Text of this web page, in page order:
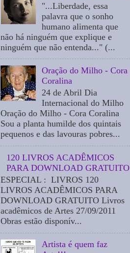
"...Liberdade, essa
palavra que o sonho
humano alimenta que
não há ninguém que explique e
ninguém que não entenda..." (...
Oração do Milho - Cora
Coralina
24 de Abril Dia
Internacional do Milho
Oração do Milho - Cora Coralina
Sou a planta humilde dos quintais
pequenos e das lavouras pobres...
120 LIVROS ACADÊMICOS
PARA DOWNLOAD GRATUITO
ESPECIAL : LIVROS 120
LIVROS ACADÊMICOS PARA
DOWNLOAD GRATUITO Livros
acadêmicos de Artes 27/09/2011
Obras estão disponív...
Artista é quem faz